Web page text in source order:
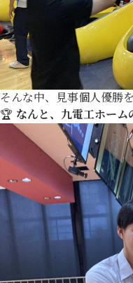
そんな中、見事個人優勝
🏆 なんと、九電工ホーム